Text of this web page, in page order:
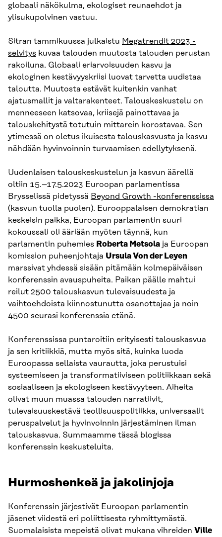
globaali näkökulma, ekologiset reunaehdot ja
ylisukupolvinen vastuu.
Sitran tammikuussa julkaistu Megatrendit 2023 -
selvitys kuvaa talouden muutosta talouden perustan
rakoiluna. Globaali eriarvoisuuden kasvu ja
ekologinen kestävyyskriisi luovat tarvetta uudistaa
taloutta. Muutosta estävät kuitenkin vanhat
ajatusmallit ja valtarakenteet. Talouskeskustelu on
menneeseen katsovaa, kriisejä painottavaa ja
talouskehitystä totutuin mittarein korostavaa. Sen
ytimessä on oletus ikuisesta talouskasvusta ja kasvu
nähdään hyvinvoinnin turvaamisen edellytyksenä.
Uudenlaisen talouskeskustelun ja kasvun äärellä
oltiin 15.–17.5.2023 Euroopan parlamentissa
Brysselissä pidetyssä Beyond Growth -konferenssissa
(kasvun tuolla puolen). Eurooppalaisen demokratian
keskeisin paikka, Euroopan parlamentin suuri
kokoussali oli ääriään myöten täynnä, kun
parlamentin puhemies Roberta Metsola ja Euroopan
komission puheenjohtaja Ursula Von der Leyen
marssivat yhdessä sisään pitämään kolmepäiväisen
konferenssin avauspuheita. Paikan päälle mahtui
reilut 2500 talouskasvun tulevaisuudesta ja
vaihtoehdoista kiinnostunutta osanottajaa ja noin
4500 seurasi konferenssia etänä.
Konferenssissa puntaroitiin erityisesti talouskasvua
ja sen kritiikkiä, mutta myös sitä, kuinka luoda
Euroopassa sellaista vaurautta, joka perustuisi
systeemiseen ja transformatiiviseen politiikkaan sekä
sosiaaliseen ja ekologiseen kestävyyteen. Aiheita
olivat muun muassa talouden narratiivit,
tulevaisuuskestävä teollisuuspolitiikka, universaalit
peruspalvelut ja hyvinvoinnin järjestäminen ilman
talouskasvua. Summaamme tässä blogissa
konferenssin keskusteluita.
Hurmoshenkeä ja jakolinjoja
Konferenssin järjestivät Euroopan parlamentin
jäsenet viidestä eri poliittisesta ryhmittymästä.
Suomalaisista mepeistä olivat mukana vihreiden Ville